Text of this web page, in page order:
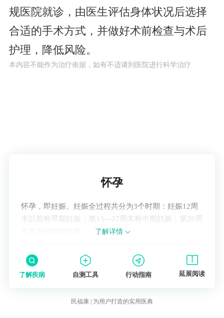
规医院就诊，由医生评估身体状况后选择
合适的手术方式，并做好术前检查与术后
护理，降低风险。
本内容不能作为治疗依据，如有不适请到医院进行科学治疗
怀孕
怀孕，即妊娠。妊娠全过程共分为3个时期：妊娠12周
末以前称早期妊娠；第13—27周末称中期妊娠；第28周
了解详情
了解疾病 自测工具 行动指南 延展阅读
民福康 | 为用户打造的实用医典